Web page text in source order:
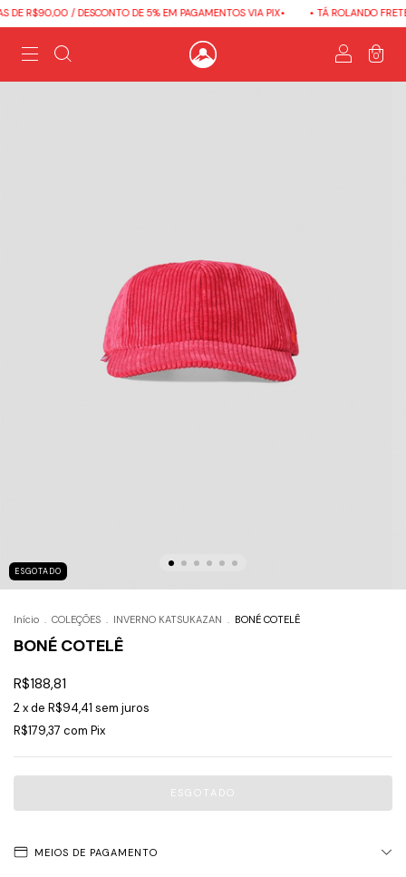
R$90,00 / DESCONTO DE 5% EM PAGAMENTOS VIA PIX• • TÁ ROLANDO
0
ESGOTADO
Início . COLEÇÕES . INVERNO KATSUKAZAN . BONÉ COTELÊ
BONÉ COTELÊ
R$188,81
2x de R$94,41 sem juros
R$179,37 com Pix
MEIOS DE PAGAMENTO